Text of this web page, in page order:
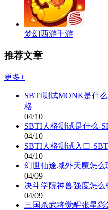
梦幻西游手游
推荐文章
更多+
SBTI测试MONK是什
格
04/10
SBTI人格测试是什么-
04/10
SBTI人格测试入口-
04/10
幻世仙途域外天魔怎
04/09
决斗学院神兽强度怎
04/09
三国杀武将觉醒张星